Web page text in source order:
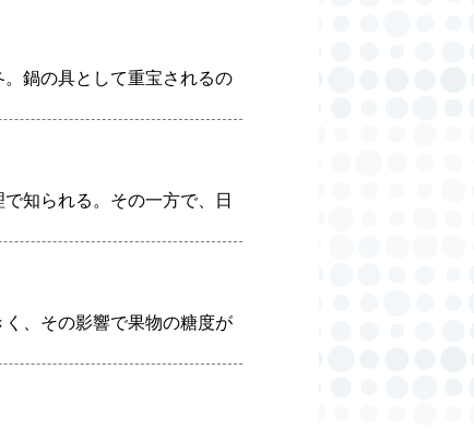
鍋の具として重宝されるの
知られる。その一方で、日
、その影響で果物の糖度が